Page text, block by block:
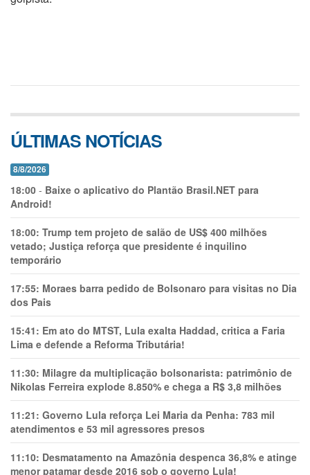
ÚLTIMAS NOTÍCIAS
8/8/2026
18:00 - Baixe o aplicativo do Plantão Brasil.NET para
Android!
18:00: Trump tem projeto de salão de US$ 400 milhões
vetado; Justiça reforça que presidente é inquilino
temporário
17:55: Moraes barra pedido de Bolsonaro para visitas no Dia
dos Pais
15:41: Em ato do MTST, Lula exalta Haddad, critica a Faria
Lima e defende a Reforma Tributária!
11:30: Milagre da multiplicação bolsonarista: patrimônio de
Nikolas Ferreira explode 8.850% e chega a R$ 3,8 milhões
11:21: Governo Lula reforça Lei Maria da Penha: 783 mil
atendimentos e 53 mil agressores presos
11:10: Desmatamento na Amazônia despenca 36,8% e atinge
menor patamar desde 2016 sob o governo Lula!